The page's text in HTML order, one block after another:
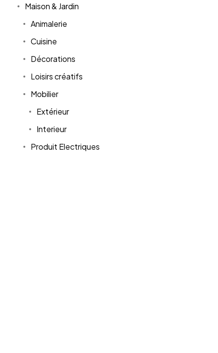
Maison & Jardin
Animalerie
Cuisine
Décorations
Loisirs créatifs
Mobilier
Extérieur
Interieur
Produit Electriques